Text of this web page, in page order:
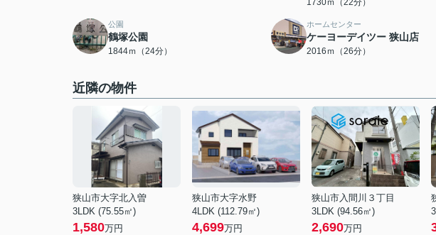
1730ｍ（22分）
公園
鶴塚公園
1844ｍ（24分）
ホームセンター
ケーヨーデイツー 狭山店
2016ｍ（26分）
近隣の物件
狭山市大字北入曽
3LDK (75.55㎡)
1,580万円
狭山市大字水野
4LDK (112.79㎡)
4,699万円
狭山市入間川３丁目
3LDK (94.56㎡)
2,690万円